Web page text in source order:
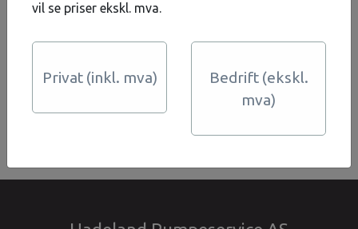
3.200,-
Kjøp
vil se priser ekskl. mva.
Privat (inkl. mva)
Bedrift (ekskl.
mva)